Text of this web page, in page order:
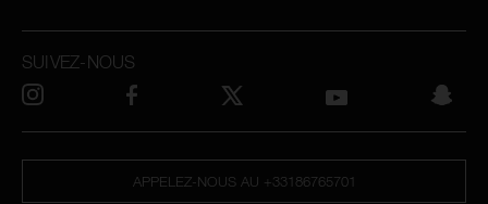
APPELEZ-NOUS AU +33186765701
SUIVEZ-NOUS